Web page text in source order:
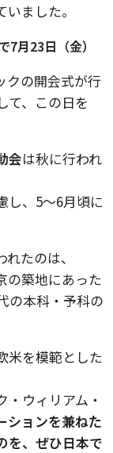
ました。
月23日（金）
クの開会式が行
て、この日を
会は秋に行われ
し、5～6月頃に
たのは、
の築地にあった
の本科・予科の
米を模範とした
ウィリアム・
ションを兼ねた
を、ぜひ日本で